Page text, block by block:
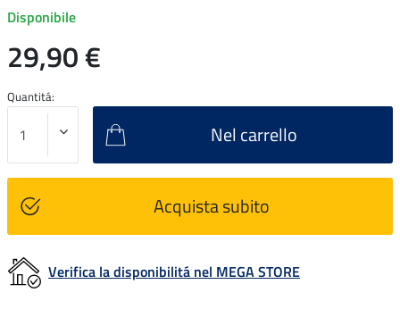
Disponibile
29,90 €
Quantitá:
Nel carrello
Acquista subito
Verifica la disponibilitá nel MEGA STORE